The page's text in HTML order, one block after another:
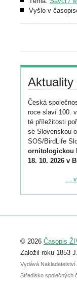
Vyšlo v
Aktuality
Česká
roce slaví 100.
té příležitosti
se Slovenskou
SOS/BirdLife
ornitologickou
18. 10. 2026 v
Podrobnější
Registrovat se
abstraktu
posteru je už
...
© 2026 Časopis
Založil roku 1853
Vydává Nakladatelství
Středisko společných